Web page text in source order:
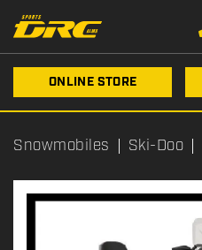
ONLINE STORE
Snowmobiles Ski-Doo